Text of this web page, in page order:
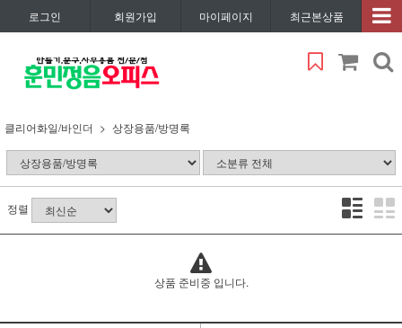
로그인 회원가입 마이페이지 최근본상품
클리어화일/바인더 상장용품/방명록
정렬
상품 준비중 입니다.